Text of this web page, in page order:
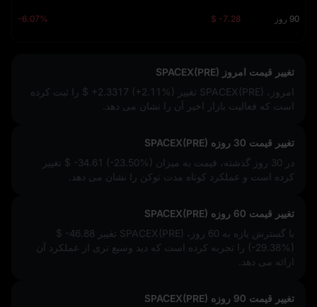
90 روز $ -7.28
-6.07%
تغییر قیمت امروز SPACEX(PRE)
امروز، SPACEX(PRE) تغییر
$ +2.3317 (+2.11%) را ثبت کرده
است که فعالیت بازار اخیر آن را نشان می‌ دهد.
تغییر قیمت 30 روزه SPACEX(PRE)
در 30 روز گذشته، قیمت به میزان
$ -34.61 (-23.50%) تغییر
کرده است و عملکرد کوتاه‌ مدت توکن را نشان می‌ دهد.
تغییر قیمت 60 روزه SPACEX(PRE)
با گسترش بازه به 60 روز، SPACEX(PRE) تغییر
$ -46.88
(-29.38%) را تجربه کرده است که دید وسیع‌ تری از عملکرد آن
ارائه می‌ دهد.
تغییر قیمت 90 روزه SPACEX(PRE)